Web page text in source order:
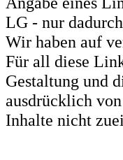
LG - nur
Wir haben auf
Für all diese
Gestaltung und
ausdrücklich
Inhalte nicht